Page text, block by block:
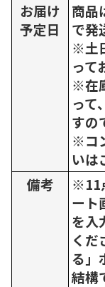
お届け
予定日
商品
で発
※土
って
※在
って
すの
※コ
いは
備考
※11
ート
を入
くだ
る」
結構